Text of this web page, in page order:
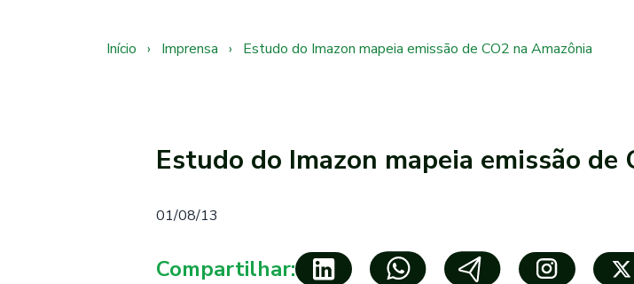
Início › Imprensa › Estudo do Imazon mapeia emissão de CO2 na Amazônia
Estudo do Imazon mapeia emissão de
01/08/13
Compartilhar: